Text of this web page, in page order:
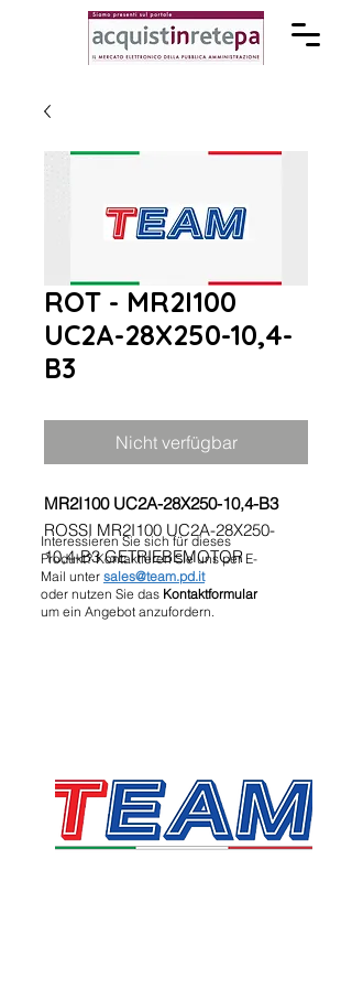
ROT - MR2I100
UC2A-28X250-10,4-
B3
Nicht verfügbar
MR2I100 UC2A-28X250-10,4-B3
ROSSI MR2I100 UC2A-28X250-
10,4-B3 GETRIEBEMOTOR
Interessieren Sie sich für dieses
Produkt? Kontaktieren Sie uns per E-
Mail unter sales@team.pd.it
oder nutzen Sie das Kontaktformular
um ein Angebot anzufordern.